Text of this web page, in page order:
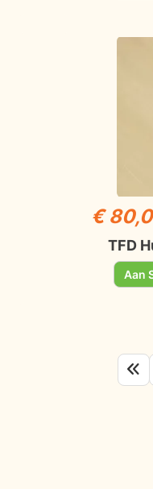
€
TFD
Aan